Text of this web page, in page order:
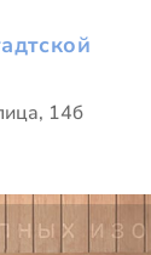
14б